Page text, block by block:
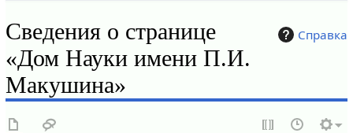
Справка
Сведения о странице
«Дом Науки имени П.И.
Макушина»